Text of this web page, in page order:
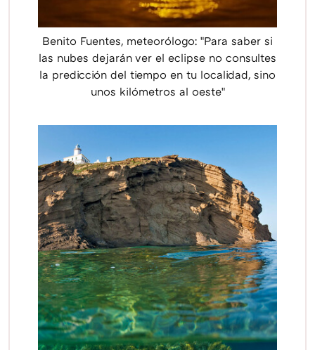
Benito Fuentes, meteorólogo: "Para saber si
las nubes dejarán ver el eclipse no consultes
la predicción del tiempo en tu localidad, sino
unos kilómetros al oeste"